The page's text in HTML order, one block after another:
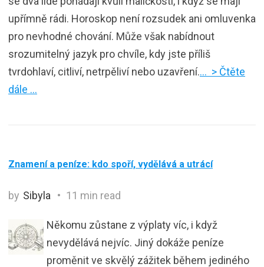
upřímně rádi. Horoskop není rozsudek ani omluvenka
pro nevhodné chování. Může však nabídnout
srozumitelný jazyk pro chvíle, kdy jste příliš
tvrdohlaví, citliví, netrpěliví nebo uzavření.… > Čtěte
dále …
Znamení a peníze: kdo spoří, vydělává a utrácí
by Sibyla 11 min read
Někomu zůstane z výplaty víc, i když
nevydělává nejvíc. Jiný dokáže peníze
proměnit ve skvělý zážitek během jediného